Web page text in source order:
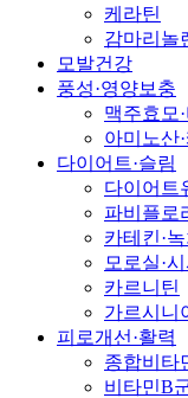
케라틴
감마리놀
모발건강
풍성·영양보충
맥주효모
아미노산
다이어트·슬림
다이어트
파비플로
카테킨·
모로실·
카르니틴
가르시니
피로개선·활력
종합비타
비타민B